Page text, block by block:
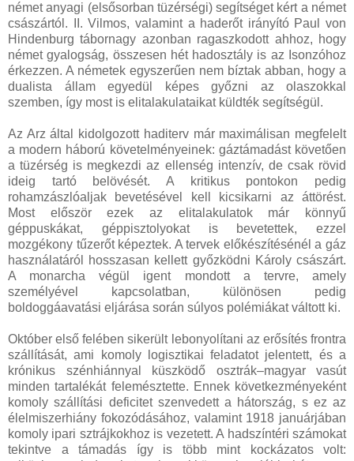
német anyagi (elsősorban tüzérségi) segítséget kért a német
császártól. II. Vilmos, valamint a haderőt irányító Paul von
Hindenburg tábornagy azonban ragaszkodott ahhoz, hogy
német gyalogság, összesen hét hadosztály is az Isonzóhoz
érkezzen. A németek egyszerűen nem bíztak abban, hogy a
dualista állam egyedül képes győzni az olaszokkal
szemben, így most is elitalakulataikat küldték segítségül.
Az Arz által kidolgozott haditerv már maximálisan megfelelt
a modern háború követelményeinek: gáztámadást követően
a tüzérség is megkezdi az ellenség intenzív, de csak rövid
ideig tartó belövését. A kritikus pontokon pedig
rohamzászlóaljak bevetésével kell kicsikarni az áttörést.
Most először ezek az elitalakulatok már könnyű
géppuskákat, géppisztolyokat is bevetettek, ezzel
mozgékony tűzerőt képeztek. A tervek előkészítésénél a gáz
használatáról hosszasan kellett győzködni Károly császárt.
A monarcha végül igent mondott a tervre, amely
személyével kapcsolatban, különösen pedig
boldoggáavatási eljárása során súlyos polémiákat váltott ki.
Október első felében sikerült lebonyolítani az erősítés frontra
szállítását, ami komoly logisztikai feladatot jelentett, és a
krónikus szénhiánnyal küszködő osztrák–magyar vasút
minden tartalékát felemésztette. Ennek következményeként
komoly szállítási deficitet szenvedett a hátország, s ez az
élelmiszerhiány fokozódásához, valamint 1918 januárjában
komoly ipari sztrájkokhoz is vezetett. A hadszíntéri számokat
tekintve a támadás így is több mint kockázatos volt: